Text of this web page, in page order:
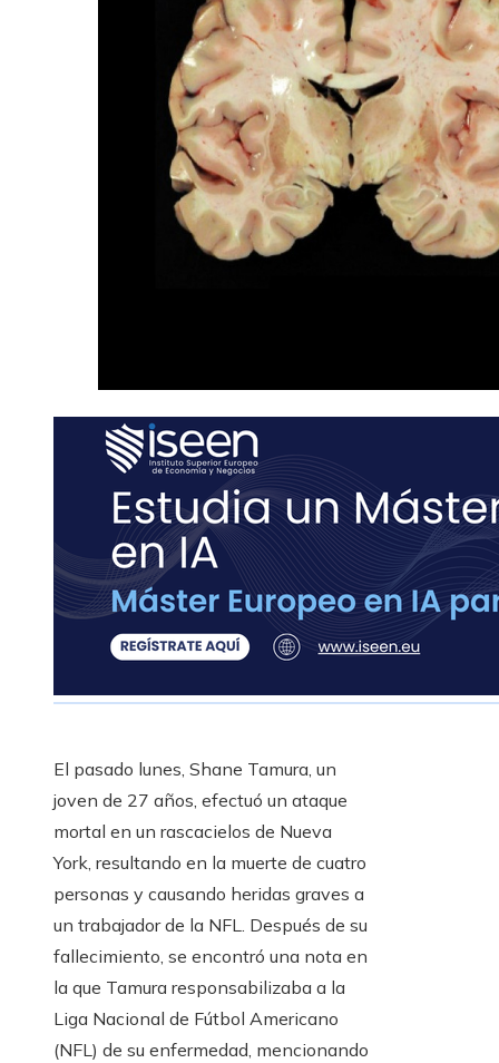
El pasado lunes, Shane Tamura, un
joven de 27 años, efectuó un ataque
mortal en un rascacielos de Nueva
York, resultando en la muerte de cuatro
personas y causando heridas graves a
un trabajador de la NFL. Después de su
fallecimiento, se encontró una nota en
la que Tamura responsabilizaba a la
Liga Nacional de Fútbol Americano
(NFL) de su enfermedad, mencionando